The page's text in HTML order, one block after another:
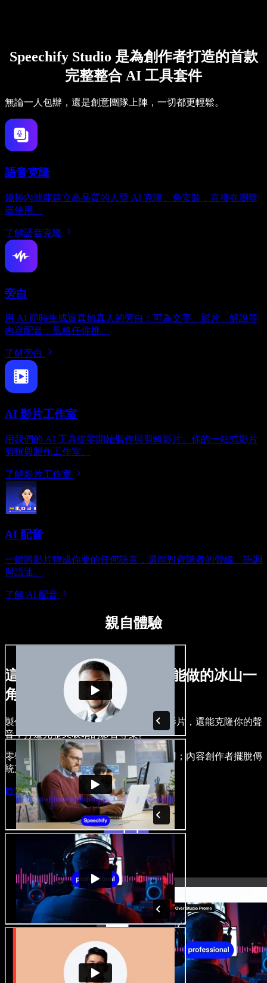
Speechify Studio 是為創作者打造的首款
完整整合 AI 工具套件
無論一人包辦，還是創意團隊上陣，一切都更輕鬆。
語音克隆
幾秒內就能建立高品質的人聲 AI 克隆。免安裝，直接在瀏覽
器使用。
了解語音克隆
旁白
用 AI 即時生成逼真如真人的旁白；可為文字、影片、解說等
內容配音，風格任你挑。
了解旁白
AI 影片工作室
用我們的 AI 工具從零開始製作與剪輯影片。你的一站式影片
剪輯與製作工作室。
了解影片工作室
AI 配音
一鍵將影片轉成你要的任何語言，還能對齊講者的聲線、語調
與語速。
了解 AI 配音
親自體驗
這只是用 Speechify Studio 能做的冰山一
角。
製作旁白、加入免版權的圖像、音訊與影片，還能克隆你的聲
音，打造完整又吸睛的影音專案。
零學習門檻，所有功能皆可在瀏覽器使用；內容創作者擺脫傳
統束縛，讓各種點子通通落地。
啟動 Studio